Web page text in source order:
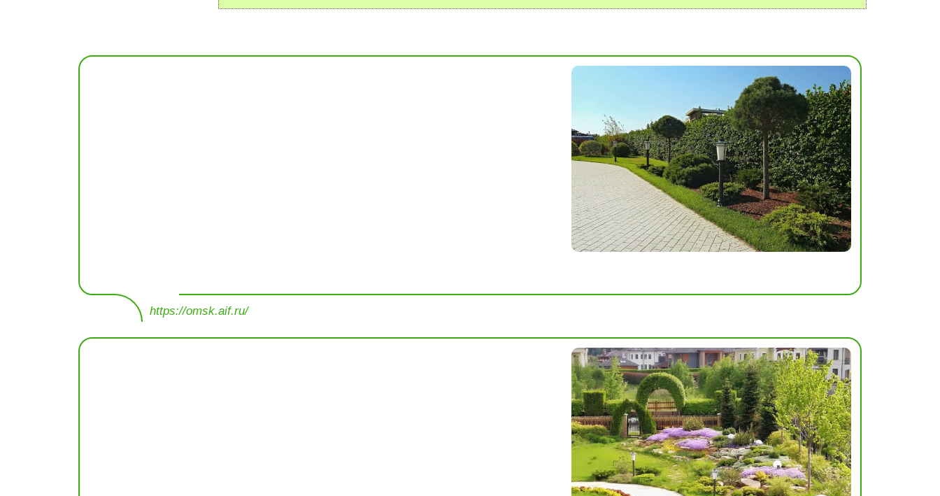
https://omsk.aif.ru/